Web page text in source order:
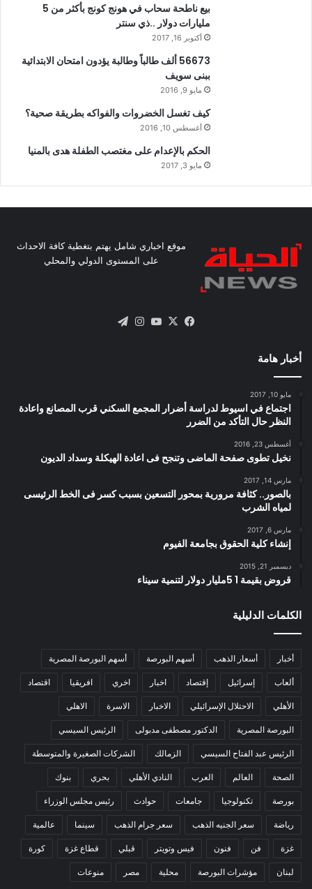
بيع ناطحة سحاب في هونج كونج بأكثر من 5
مليارات دولار ..ذي سنتر
أكتوبر 16, 2017
56673 ألف طالباً وطالبة يؤدون امتحان الابتدائية
ببنى سويف
مايو 9, 2016
كيف تغسل الخضروات والفواكه بطريقة صحية؟
أغسطس 10, 2016
الحكم بالإعدام على مغتصب الطفلة هدى بالمنيا
مايو 3, 2017
موقع اخباري شامل يهتم بتغطية كافة الاحداث
على المستوى الدولي والمحلي
فيسبوك
X يوتيوبانستقرام
أخبار هامة
مايو 10, 2017
اجتماع في اسيوط لدراسة أضرار المجمع السكني قرب المصانع واعادة
النظر حال التأكد من الضرر
أغسطس 23, 2016
نخيل تطوى صفحة الماضى وتنجح فى اعادة الهيكلة وسداد الديون
مارس 14, 2017
بالصور.. كثافة مرورية بمحور التسعين بسبب كسر فى الخط الرئيسى
لمياه الشرب
مارس 6, 2017
إنشاء كلية الحقوق بجامعة الفيوم
ديسمبر 21, 2015
قروض بقيمة 1 5مليار دولار لتنمية سيناء
الكلمات الدليلية
أخبار أسعار الذهب أسهم البورصة أسهم البورصة المصرية
ألعاب إسرائيل إقتصاد اخبار اخري افريقيا اقتصاد
الأهلي الاحتلال الإسرائيلي الاخبار الاسرة الاهلي
البورصة المصرية الدكتور مصطفى مدبولى الرئيس السيسي
الرئيس عبد الفتاح السيسي الزمالك الشركات الصغيرة والمتوسطة
الصحة العالم العرب النادي الأهلي بحري بنوك
بورصة تكنولوجيا جامعات حوادث رئيس مجلس الوزراء
رياضة سعر الجنيه الذهب سعر جرام الذهب سينما عالمية
غزة فن فنون فيس وتويتر قبلي قطاع غزة كورة
لبنان مؤشرات البورصة محلية مصر منوعات